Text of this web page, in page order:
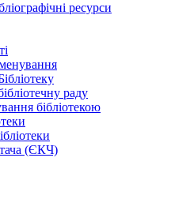
ресурси
раду
бібліотекою
(ЄКЧ)